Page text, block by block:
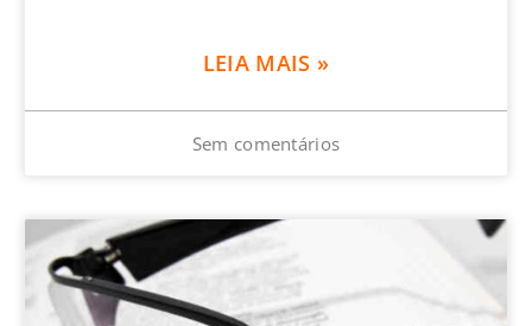
LEIA MAIS »
Sem comentários